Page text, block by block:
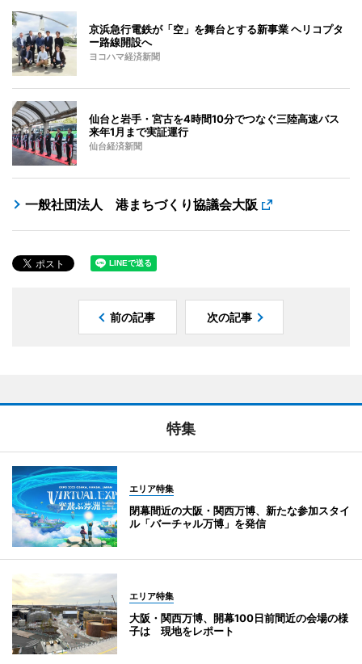
京浜急行電鉄が「空」を舞台とする新事業 ヘリコプタ
ー路線開設へ
ヨコハマ経済新聞
仙台と岩手・宮古を4時間10分でつなぐ三陸高速バス
来年1月まで実証運行
仙台経済新聞
一般社団法人 港まちづくり協議会大阪
前の記事 次の記事
特集
エリア特集
閉幕間近の大阪・関西万博、新たな参加スタイ
ル「バーチャル万博」を発信
エリア特集
大阪・関西万博、開幕100日前間近の会場の様
子は 現地をレポート